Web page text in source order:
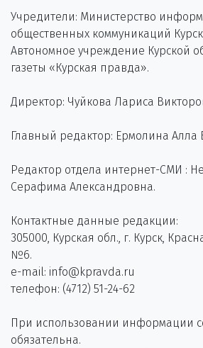
Учредители: Министерство
общественных коммуникаций
Автономное учреждение Курской
газеты «Курская правда».
Директор: Чуйкова Лариса
Главный редактор: Ермолина
Редактор отдела интернет-СМИ :
Серафима Александровна.
Контактные данные редакции:
305000, Курская обл., г. Курск,
№6.
e-mail: info@kpravda.ru
телефон: (4712) 51-24-62
При использовании информации
обязательна.